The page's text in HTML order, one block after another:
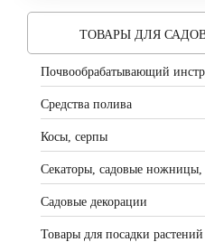
ТОВАРЫ ДЛЯ
Почвообрабатывающий
Средства полива
Косы, серпы
Секаторы, садовые
Садовые декорации
Товары для посадки